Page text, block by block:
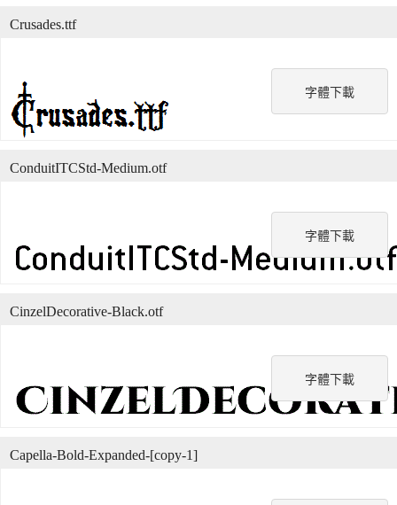
字體下載
Crusades.ttf
字體下載
ConduitITCStd-Medium.otf
字體下載
CinzelDecorative-Black.otf
Capella-Bold-Expanded-[copy-1]